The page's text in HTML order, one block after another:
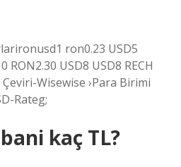
ron0.23 USD5
RON2.30 USD8 USD8 RECH
Wisewise ›Para Birimi
Rateg;
kaç TL?